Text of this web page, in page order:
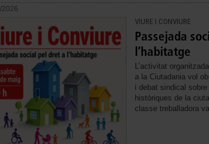
2026
VIURE I CONVIURE
Passejada
l’habitatge
L’activitat
a la Ciutadania vol
i debat sindical
històriques de la
classe treballadora